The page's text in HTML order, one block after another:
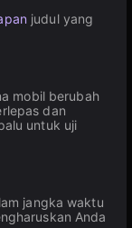
judul yang
mobil berubah
dan
untuk uji
jangka waktu
Anda